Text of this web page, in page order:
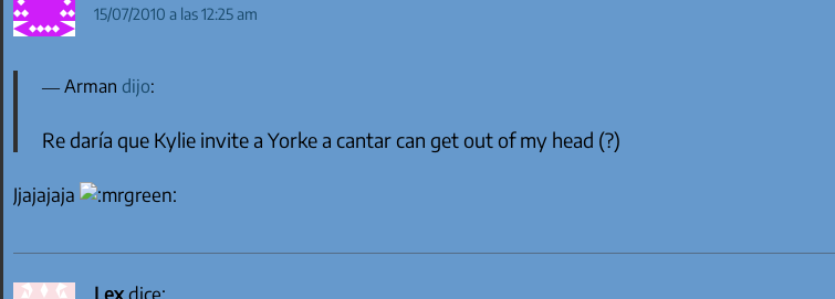
15/07/2010 a las 12:25 am
Arman dijo:
Re daría que Kylie invite a Yorke a cantar can get out of my head (?)
Jjajajaja
Lexdice: